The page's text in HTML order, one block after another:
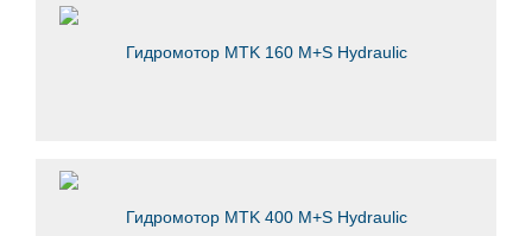
Гидромотор MTK 160 M+S Hydraulic
Гидромотор MTK 400 M+S Hydraulic